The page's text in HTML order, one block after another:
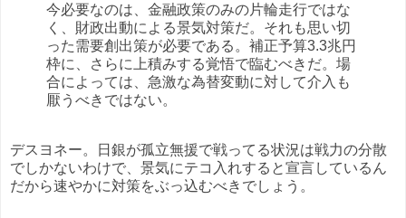
今必要なのは、金融政策のみの片輪走行ではな
く、財政出動による景気対策だ。それも思い切
った需要創出策が必要である。補正予算3.3兆円
枠に、さらに上積みする覚悟で臨むべきだ。場
合によっては、急激な為替変動に対して介入も
厭うべきではない。
デスヨネー。日銀が孤立無援で戦ってる状況は戦力の分散
でしかないわけで、景気にテコ入れすると宣言しているん
だから速やかに対策をぶっ込むべきでしょう。